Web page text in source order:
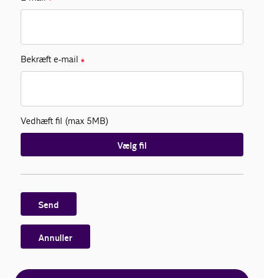
Bekræft e-mail ✱
Vedhæft fil (max 5MB)
Vælg fil
Send
Annuller